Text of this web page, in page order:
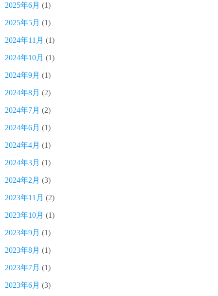
2025年6月 (1)
2025年5月 (1)
2024年11月 (1)
2024年10月 (1)
2024年9月 (1)
2024年8月 (2)
2024年7月 (2)
2024年6月 (1)
2024年4月 (1)
2024年3月 (1)
2024年2月 (3)
2023年11月 (2)
2023年10月 (1)
2023年9月 (1)
2023年8月 (1)
2023年7月 (1)
2023年6月 (3)